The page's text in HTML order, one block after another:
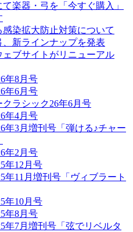
楽器・弓を「今すぐ購入」
感染拡大防止対策について
、新ラインナップを発表
ェブサイトがリニューアル
年8月号
年6月号
ラシック26年6月号
年4月号
年3月増刊号「弾ける♪チャー
年2月号
年12月号
年11月増刊号「ヴィブラート
年10月号
年8月号
年7月増刊号「弦でリベルタ